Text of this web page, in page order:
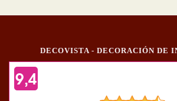
DECOVISTA - DECORACIÓN DE